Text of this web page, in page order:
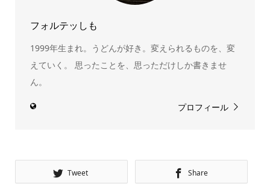
フォルテッしも
1999年生まれ。うどんが好き。変えられるものを、変
えていく。 思ったことを、思っただけしか書きませ
ん。
プロフィール
Tweet Share